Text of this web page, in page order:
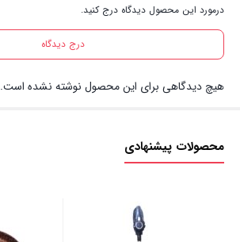
درمورد این محصول دیدگاه درج کنید.
درج دیدگاه
هیچ دیدگاهی برای این محصول نوشته نشده است.
محصولات پیشنهادی